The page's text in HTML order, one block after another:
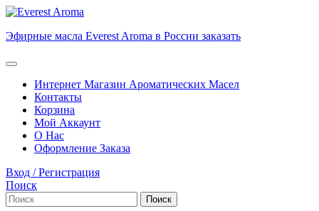
Перейти
содержимому
к
Эфирные масла Everest Aroma в России заказать
Кнопка
ОткрытьИнтернет Магазин Ароматических Масел
Контакты
Корзина
Мой Аккаунт
О Нас
Оформление Заказа
Кнопка
Закрыть
Вход / РегистрацияВход
Регистрация
Поиск
Найти: